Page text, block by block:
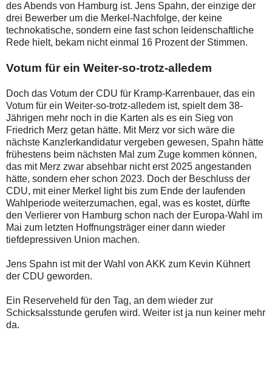
des Abends von Hamburg ist. Jens Spahn, der einzige der
drei Bewerber um die Merkel-Nachfolge, der keine
technokatische, sondern eine fast schon leidenschaftliche
Rede hielt, bekam nicht einmal 16 Prozent der Stimmen.
Votum für ein Weiter-so-trotz-alledem
Doch das Votum der CDU für Kramp-Karrenbauer, das ein
Votum für ein Weiter-so-trotz-alledem ist, spielt dem 38-
Jährigen mehr noch in die Karten als es ein Sieg von
Friedrich Merz getan hätte. Mit Merz vor sich wäre die
nächste Kanzlerkandidatur vergeben gewesen, Spahn hätte
frühestens beim nächsten Mal zum Zuge kommen können,
das mit Merz zwar absehbar nicht erst 2025 angestanden
hätte, sondern eher schon 2023. Doch der Beschluss der
CDU, mit einer Merkel light bis zum Ende der laufenden
Wahlperiode weiterzumachen, egal, was es kostet, dürfte
den Verlierer von Hamburg schon nach der Europa-Wahl im
Mai zum letzten Hoffnungsträger einer dann wieder
tiefdepressiven Union machen.
Jens Spahn ist mit der Wahl von AKK zum Kevin Kühnert
der CDU geworden.
Ein Reserveheld für den Tag, an dem wieder zur
Schicksalsstunde gerufen wird. Weiter ist ja nun keiner mehr
da.